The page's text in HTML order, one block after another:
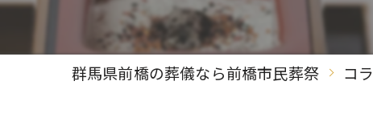
群馬県前橋の葬儀なら前橋市民葬祭 コ